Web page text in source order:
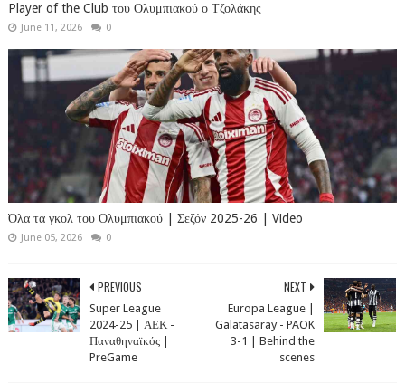
Player of the Club του Ολυμπιακού ο Τζολάκης
June 11, 2026 0
Όλα τα γκολ του Ολυμπιακού | Σεζόν 2025-26 | Video
June 05, 2026 0
NEXT
Europa League |
Galatasaray - PAOK
3-1 | Behind the
scenes
PREVIOUS
Super League
2024-25 | ΑΕΚ -
Παναθηναϊκός |
PreGame